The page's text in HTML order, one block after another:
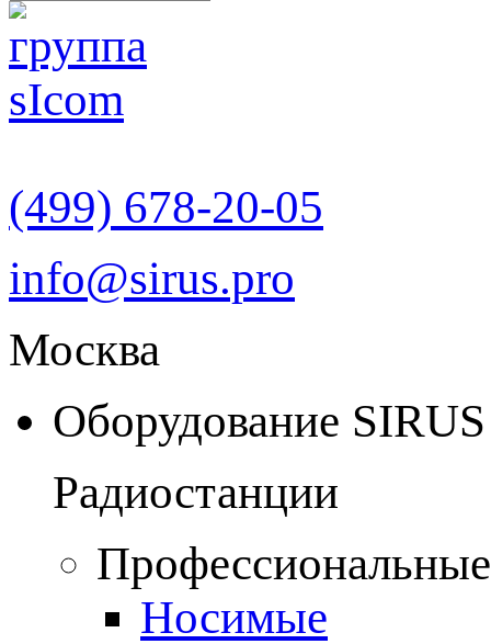
(499) 678-20-05
info@sirus.pro
Москва
Оборудование SIRUS
Радиостанции
Носимые